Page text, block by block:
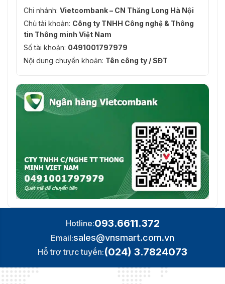
Chi nhánh: Vietcombank – CN Thăng Long Hà Nội
Chủ tài khoản: Công ty TNHH Công nghệ & Thông
tin Thông minh Việt Nam
Số tài khoản: 0491001797979
Nội dung chuyển khoản: Tên công ty / SĐT
Hotline:093.6611.372
Email:sales@vnsmart.com.vn
Hỗ trợ trực tuyến:(024) 3.7824073